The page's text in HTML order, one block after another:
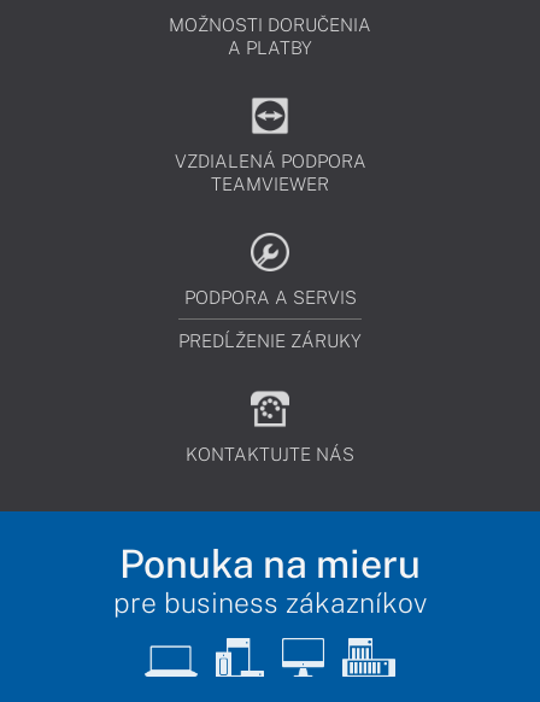
MOŽNOSTI DORUČENIA
A PLATBY
VZDIALENÁ PODPORA
TEAMVIEWER
PODPORA A SERVIS
PREDĹŽENIE ZÁRUKY
KONTAKTUJTE NÁS
Ponuka na mieru
pre business zákazníkov